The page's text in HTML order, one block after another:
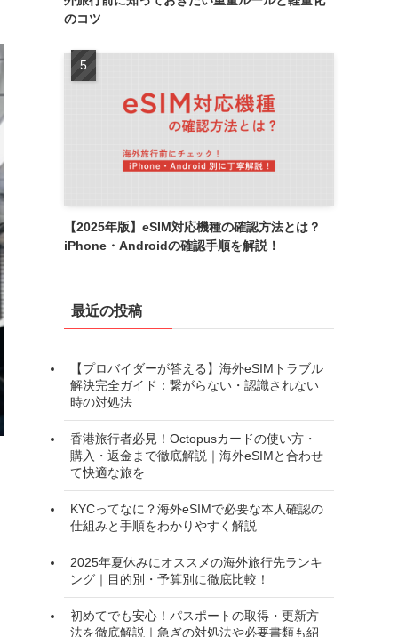
のコツ
【2025年版】eSIM対応機種の確認方法とは？
iPhone・Androidの確認手順を解説！
最近の投稿
【プロバイダーが答える】海外eSIMトラブル
解決完全ガイド：繋がらない・認識されない
時の対処法
香港旅行者必見！Octopusカードの使い方・
購入・返金まで徹底解説｜海外eSIMと合わせ
て快適な旅を
KYCってなに？海外eSIMで必要な本人確認の
仕組みと手順をわかりやすく解説
2025年夏休みにオススメの海外旅行先ランキ
ング｜目的別・予算別に徹底比較！
初めてでも安心！パスポートの取得・更新方
法を徹底解説｜急ぎの対処法や必要書類も紹